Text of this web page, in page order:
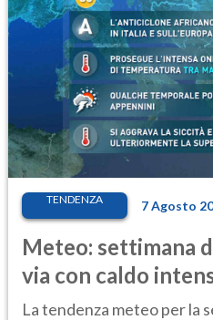
TENDENZA 7 Agosto
Meteo: settimana
via con caldo
temporale
La tendenza meteo per la